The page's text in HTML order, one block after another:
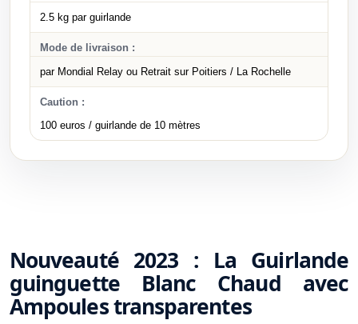
2.5 kg par guirlande
Mode de livraison :
par Mondial Relay ou Retrait sur Poitiers / La Rochelle
Caution :
100 euros / guirlande de 10 mètres
Nouveauté 2023 : La Guirlande
guinguette Blanc Chaud avec
Ampoules transparentes